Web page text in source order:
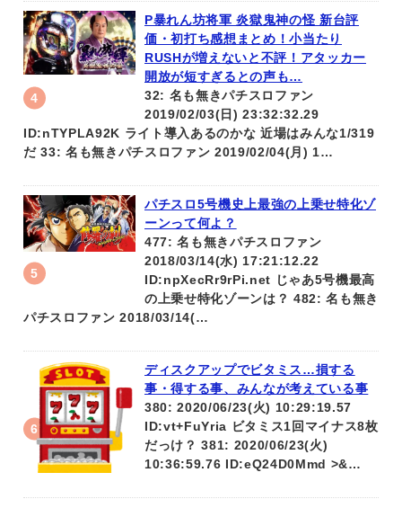
P暴れん坊将軍 炎獄鬼神の怪 新台評
価・初打ち感想まとめ！小当たり
RUSHが増えないと不評！アタッカー
開放が短すぎるとの声も…
32: 名も無きパチスロファン
2019/02/03(日) 23:32:32.29
ID:nTYPLA92K ライト導入あるのかな 近場はみんな1/319
だ 33: 名も無きパチスロファン 2019/02/04(月) 1…
パチスロ5号機史上最強の上乗せ特化ゾ
ーンって何よ？
477: 名も無きパチスロファン
2018/03/14(水) 17:21:12.22
ID:npXecRr9rPi.net じゃあ5号機最高
の上乗せ特化ゾーンは？ 482: 名も無き
パチスロファン 2018/03/14(…
ディスクアップでビタミス…損する
事・得する事、みんなが考えている事
380: 2020/06/23(火) 10:29:19.57
ID:vt+FuYria ビタミス1回マイナス8枚
だっけ？ 381: 2020/06/23(火)
10:36:59.76 ID:eQ24D0Mmd >&…